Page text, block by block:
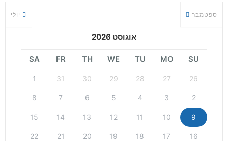
יולי
אוגוסט 2026
ספטמבר
SU
MO
TU
WE
TH
FR
SA
26
27
28
29
30
31
1
2
3
4
5
6
7
8
9
10
11
12
13
14
15
16
17
18
19
20
21
22